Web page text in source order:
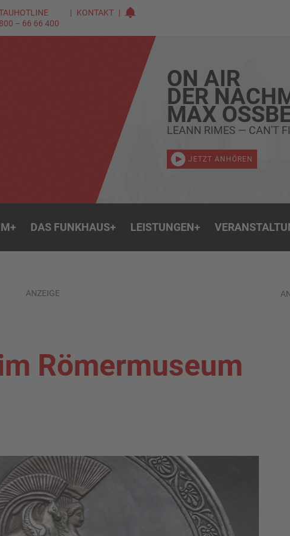
– 66 66 400
KONTAKT
ON AIR
DER
MAX
LEANN RIMES — CAN'T
JETZT ANHÖREN
+ DAS FUNKHAUS+ LEISTUNGEN+
ANZEIGE
Römermuseum